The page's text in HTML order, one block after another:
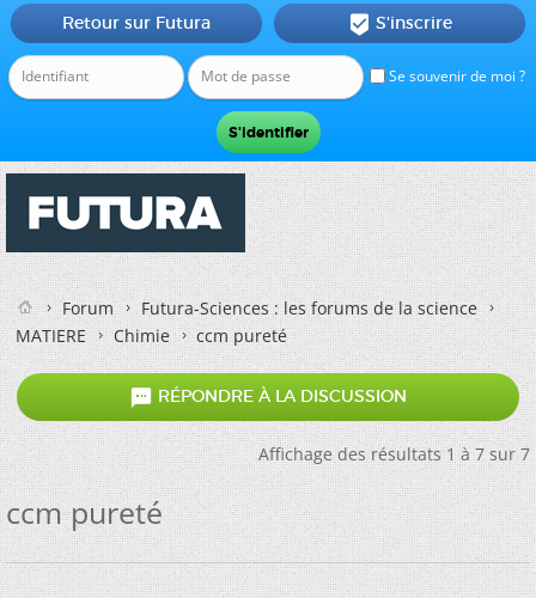
Se souvenir de moi ?
Retour sur Futura  S'inscrire
Forum
Futura-Sciences : les forums de la science
MATIERE
Chimie ccm pureté
 RÉPONDRE À LA DISCUSSION
Affichage des résultats 1 à 7 sur 7
ccm pureté